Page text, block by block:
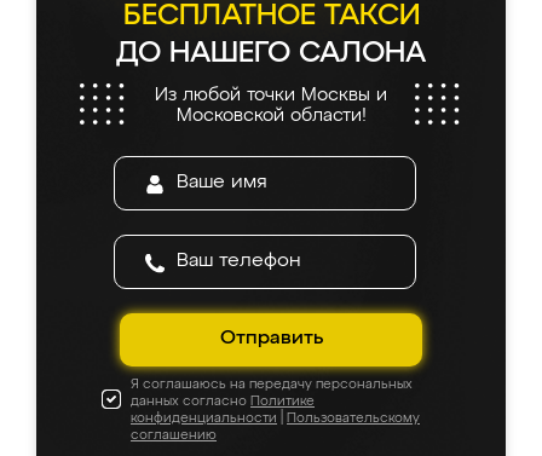
БЕСПЛАТНОЕ ТАКСИ
ДО НАШЕГО САЛОНА
Из любой точки Москвы и
Московской области!
Отправить
Я соглашаюсь на передачу персональных
данных согласно Политике
конфиденциальности
Пользовательскому
соглашению